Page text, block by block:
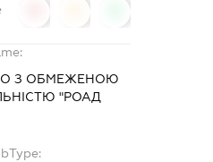
З ОБМЕЖЕНОЮ
"РОАД